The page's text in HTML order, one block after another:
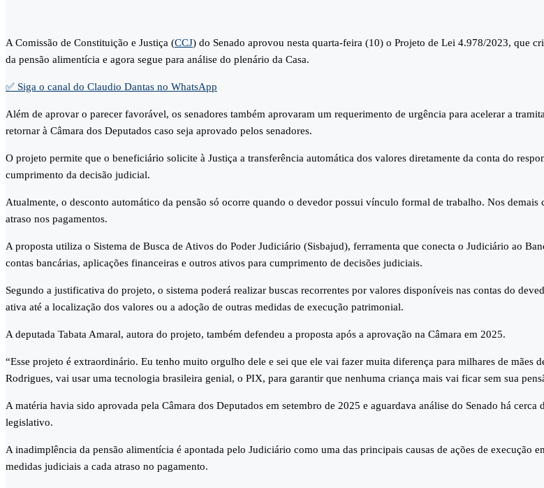
A Comissão de Constituição e Justiça (CCJ) do Senado aprovou nesta quarta-feira (10) o Projeto de Lei 4.978/2023, que
da pensão alimentícia e agora segue para análise do plenário da Casa.
✅ Siga o canal do Claudio Dantas no WhatsApp
Além de aprovar o parecer favorável, os senadores também aprovaram um requerimento de urgência para acelerar a
retornar à Câmara dos Deputados caso seja aprovado pelos senadores.
O projeto permite que o beneficiário solicite à Justiça a transferência automática dos valores diretamente da conta do
cumprimento da decisão judicial.
Atualmente, o desconto automático da pensão só ocorre quando o devedor possui vínculo formal de trabalho. Nos
atraso nos pagamentos.
A proposta utiliza o Sistema de Busca de Ativos do Poder Judiciário (Sisbajud), ferramenta que conecta o Judiciário ao
contas bancárias, aplicações financeiras e outros ativos para cumprimento de decisões judiciais.
Segundo a justificativa do projeto, o sistema poderá realizar buscas recorrentes por valores disponíveis nas contas do
ativa até a localização dos valores ou a adoção de outras medidas de execução patrimonial.
A deputada Tabata Amaral, autora do projeto, também defendeu a proposta após a aprovação na Câmara em 2025.
“Esse projeto é extraordinário. Eu tenho muito orgulho dele e sei que ele vai fazer muita diferença para milhares de mães
Rodrigues, vai usar uma tecnologia brasileira genial, o PIX, para garantir que nenhuma criança mais vai ficar sem sua
A matéria havia sido aprovada pela Câmara dos Deputados em setembro de 2025 e aguardava análise do Senado há
legislativo.
A inadimplência da pensão alimentícia é apontada pelo Judiciário como uma das principais causas de ações de execução
medidas judiciais a cada atraso no pagamento.